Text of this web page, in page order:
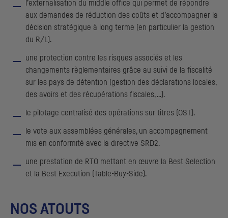
l’externalisation du middle office qui permet de répondre
aux demandes de réduction des coûts et d’accompagner la
décision stratégique à long terme (en particulier la gestion
du R/L).
une protection contre les risques associés et les
changements règlementaires grâce au suivi de la fiscalité
sur les pays de détention (gestion des déclarations locales,
des avoirs et des récupérations fiscales, ...).
le pilotage centralisé des opérations sur titres ( OST ).
le vote aux assemblées générales, un accompagnement
mis en conformité avec la directive SRD2.
une prestation de RTO mettant en œuvre la Best Selection
et la Best Execution (Table-Buy-Side) .
NOS ATOUTS